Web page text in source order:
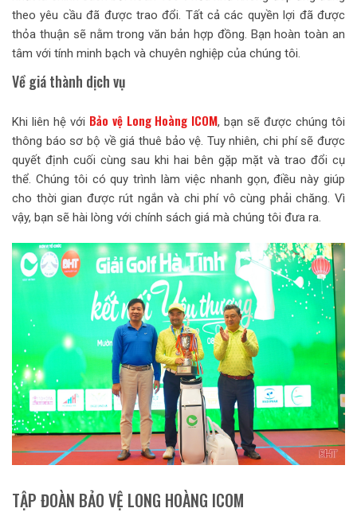
theo yêu cầu đã được trao đổi. Tất cả các quyền lợi đã được
thỏa thuận sẽ nằm trong văn bản hợp đồng. Bạn hoàn toàn an
tâm với tính minh bạch và chuyên nghiệp của chúng tôi.
Về giá thành dịch vụ
Khi liên hệ với Bảo vệ Long Hoàng ICOM, bạn sẽ được chúng tôi
thông báo sơ bộ về giá thuê bảo vệ. Tuy nhiên, chi phí sẽ được
quyết định cuối cùng sau khi hai bên gặp mặt và trao đổi cụ
thể. Chúng tôi có quy trình làm việc nhanh gọn, điều này giúp
cho thời gian được rút ngắn và chi phí vô cùng phải chăng. Vì
vậy, bạn sẽ hài lòng với chính sách giá mà chúng tôi đưa ra.
TẬP ĐOÀN BẢO VỆ LONG HOÀNG ICOM